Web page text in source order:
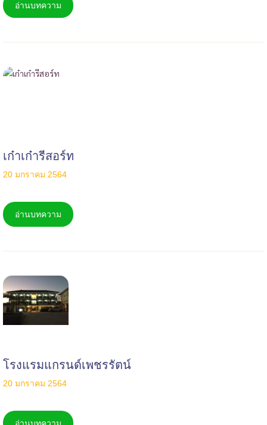
อ่านบทความ
เก๋าเก๋ารีสอร์ท
20 มกราคม 2564
อ่านบทความ
โรงแรมแกรนด์เพชรรัตน์
20 มกราคม 2564